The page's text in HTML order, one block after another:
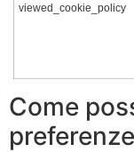
viewed_cookie_policy
Come